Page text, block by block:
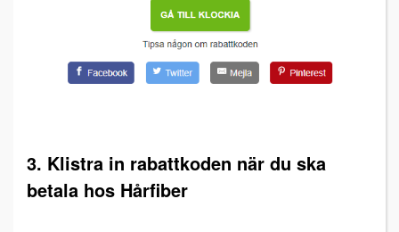
3. Klistra in rabattkoden när du ska
betala hos Hårfiber